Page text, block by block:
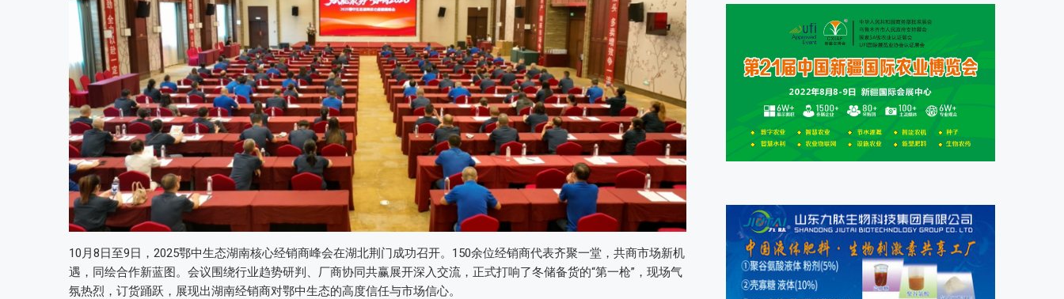
10月8日至9日，2025鄂中生态湖南核心经销商峰会在湖北荆门成功召开。150余位经销商代表齐聚一堂，共商市场新机
遇，同绘合作新蓝图。会议围绕行业趋势研判、厂商协同共赢展开深入交流，正式打响了冬储备货的“第一枪”，现场气
氛热烈，订货踊跃，展现出湖南经销商对鄂中生态的高度信任与市场信心。